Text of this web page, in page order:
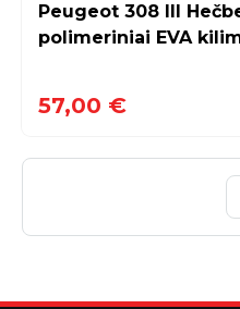
Peugeot 308 III
polimeriniai EVA
57,00 €